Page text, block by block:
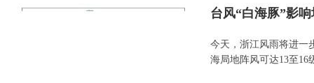
台风“白海豚”影
今天，浙江风雨将进一
海局地阵风可达13至16